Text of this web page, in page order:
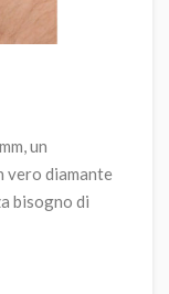
un
vero diamante
bisogno di